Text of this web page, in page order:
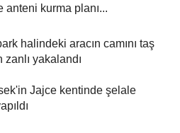
anteni kurma planı...
halindeki aracın camını taş
zanlı yakalandı
Jajce kentinde şelale